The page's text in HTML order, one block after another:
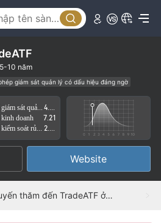
lý Tạm thời không có giám sát quản lý
5-10 năm
giám sát quản lý có dấu hiệu đáng ngờ
nghiệp vụ đáng ngờ
Nguy cơ rủi ro cao
doanh
7.21
Website
một chuyến thăm đến TradeATF ở belize - không tìm thấy văn phòng